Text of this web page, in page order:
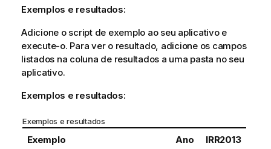
Exemplos e resultados:
Adicione o script de exemplo ao seu aplicativo e
execute-o. Para ver o resultado, adicione os campos
listados na coluna de resultados a uma pasta no seu
aplicativo.
Exemplos e resultados:
Exemplos e resultados
Exemplo Ano IRR2013